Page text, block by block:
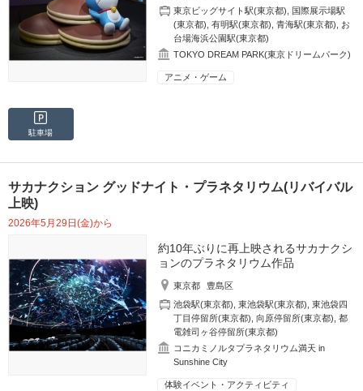
東京ビッグサイト駅(東京都), 国際展示場駅
(東京都),有明駅(東京都),青海駅(東京都), お
台場海浜公園駅(東京都)
TOKYO DREAM PARK(東京ドリームパーク)
アニメ・ゲーム
駐車場
サカナクション グッドナイト・プラネタリウム(リバイバル
上映)
2026年5月29日(金)から
約10年ぶりに再上映されるサカナクシ
ョンのプラネタリウム作品
東京都
豊島区
池袋駅(東京都),東池袋駅(東京都),東池袋四
丁目停留所(東京都),向原停留所(東京都),都
電雑司ヶ谷停留所(東京都)
コニカミノルタプラネタリウム満天 in
Sunshine City
体験イベント・アクティビティ